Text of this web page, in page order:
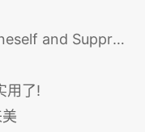
Anger 克己制怒
用了!